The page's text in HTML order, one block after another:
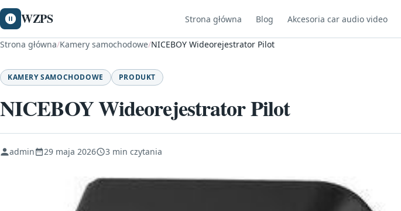
WZPS Strona główna Blog Akcesoria car audio video
Strona główna/Kamery samochodowe/NICEBOY Wideorejestrator Pilot
KAMERY SAMOCHODOWE PRODUKT
NICEBOY Wideorejestrator Pilot
admin 29 maja 2026 3 min czytania